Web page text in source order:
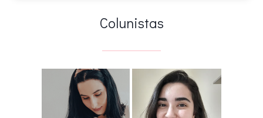
Colunistas